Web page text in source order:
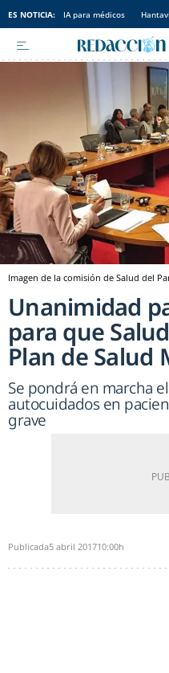
ES NOTICIA: IA para médicos
Imagen de la comisión de Salud del
Unanimidad
para que
Plan de Salud
Se pondrá en marcha
autocuidados en
grave
Publicada5 abril 201710:00h